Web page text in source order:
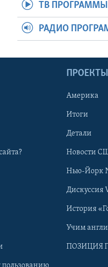
ТВ ПРОГРАММЫ
РАДИО
ПРОЕКТЫ
Америка
Итоги
Детали
Новости
Нью-Йорк
Дискуссия
История
Учим
ПОЗИЦИЯ